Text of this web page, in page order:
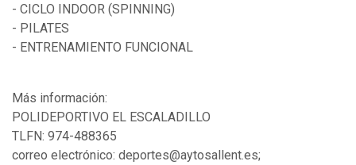
- CICLO INDOOR (SPINNING)
- PILATES
- ENTRENAMIENTO FUNCIONAL
Más información:
POLIDEPORTIVO EL ESCALADILLO
TLFN: 974-488365
correo electrónico: deportes@aytosallent.es;